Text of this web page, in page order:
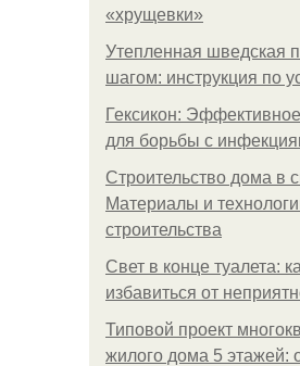
«хрущевки»
Утепленная шведская
шагом: инструкция по
Гексикон:
для борьбы с
Строительство дома в
Материалы и
строительства
Свет в конце туалета:
избавиться от
Типовой проект
жилого дома 5 этажей: